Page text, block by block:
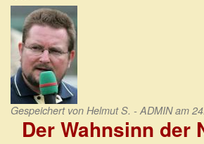
Gespeichert von Helmut S. - ADMINam
Der Wahnsinn der